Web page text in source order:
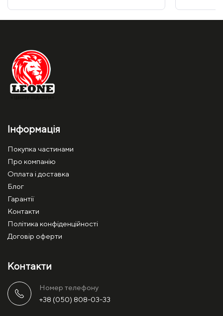
Інформація
Покупка частинами
Про компанію
Оплата і доставка
Блог
Гарантії
Контакти
Політика конфіденційності
Договір оферти
Контакти
Номер телефону
+38 (050) 808-03-33